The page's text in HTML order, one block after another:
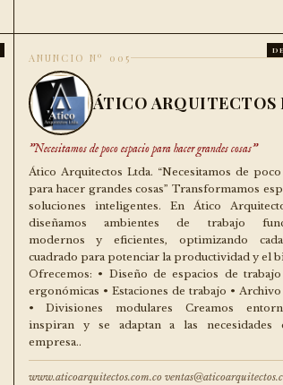
ANUNCIO Nº 005
ÁTICO ARQUITECTOS
"Necesitamos de poco espacio para hacer grandes cosas"
Ático Arquitectos Ltda. “Necesitamos de poco
para hacer grandes cosas” Transformamos
soluciones inteligentes. En Ático
diseñamos ambientes de trabajo
modernos y eficientes, optimizando
cuadrado para potenciar la productividad y el
Ofrecemos: • Diseño de espacios de
ergonómicas • Estaciones de trabajo •
• Divisiones modulares Creamos
inspiran y se adaptan a las necesidades
empresa..
www.aticoarquitectos.com.co